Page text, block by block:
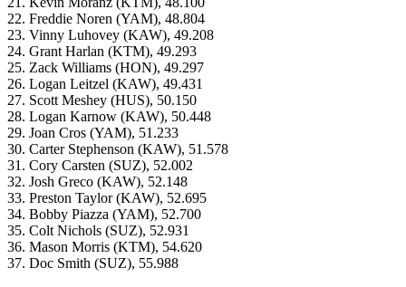
22. Freddie Noren (YAM), 48.804
23. Vinny Luhovey (KAW), 49.208
24. Grant Harlan (KTM), 49.293
25. Zack Williams (HON), 49.297
26. Logan Leitzel (KAW), 49.431
27. Scott Meshey (HUS), 50.150
28. Logan Karnow (KAW), 50.448
29. Joan Cros (YAM), 51.233
30. Carter Stephenson (KAW), 51.578
31. Cory Carsten (SUZ), 52.002
32. Josh Greco (KAW), 52.148
33. Preston Taylor (KAW), 52.695
34. Bobby Piazza (YAM), 52.700
35. Colt Nichols (SUZ), 52.931
36. Mason Morris (KTM), 54.620
37. Doc Smith (SUZ), 55.988